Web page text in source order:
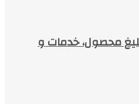
محصول، خدمات و